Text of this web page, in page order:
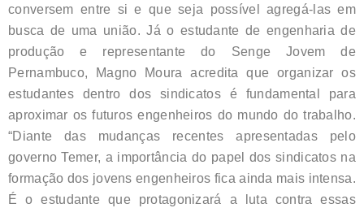
conversem entre si e que seja possível agregá-las em
busca de uma união. Já o estudante de engenharia de
produção e representante do Senge Jovem de
Pernambuco, Magno Moura acredita que organizar os
estudantes dentro dos sindicatos é fundamental para
aproximar os futuros engenheiros do mundo do trabalho.
“Diante das mudanças recentes apresentadas pelo
governo Temer, a importância do papel dos sindicatos na
formação dos jovens engenheiros fica ainda mais intensa.
É o estudante que protagonizará a luta contra essas